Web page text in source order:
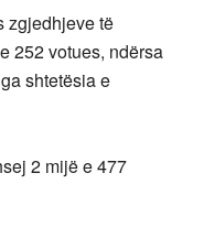
zgjedhjeve të
252 votues, ndërsa
shtetësia e
2 mijë e 477